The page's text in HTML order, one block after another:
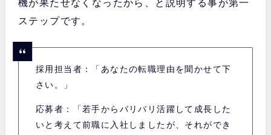
機が果たせなくなったから、と説明する事が第一
ステップです。
採用担当者：「あなたの転職理由を聞かせて下
さい。」
応募者：「若手からバリバリ活躍して成長した
いと考えて前職に入社しましたが、それができ